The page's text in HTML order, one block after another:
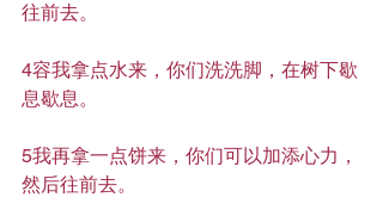
往前去。
4容我拿点水来，你们洗洗脚，在树下歇
息歇息。
5我再拿一点饼来，你们可以加添心力，
然后往前去。